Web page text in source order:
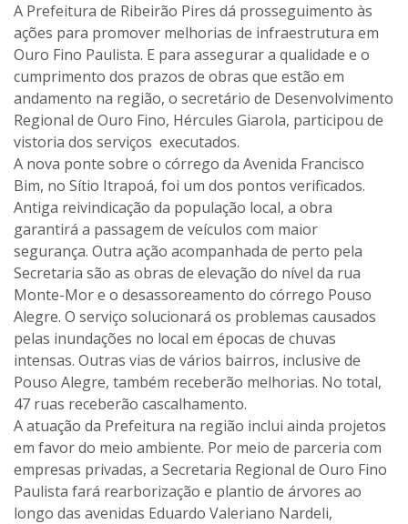
A Prefeitura de Ribeirão Pires dá prosseguimento às
ações para promover melhorias de infraestrutura em
Ouro Fino Paulista. E para assegurar a qualidade e o
cumprimento dos prazos de obras que estão em
andamento na região, o secretário de Desenvolvimento
Regional de Ouro Fino, Hércules Giarola, participou de
vistoria dos serviços executados.
A nova ponte sobre o córrego da Avenida Francisco
Bim, no Sítio Itrapoá, foi um dos pontos verificados.
Antiga reivindicação da população local, a obra
garantirá a passagem de veículos com maior
segurança. Outra ação acompanhada de perto pela
Secretaria são as obras de elevação do nível da rua
Monte-Mor e o desassoreamento do córrego Pouso
Alegre. O serviço solucionará os problemas causados
pelas inundações no local em épocas de chuvas
intensas. Outras vias de vários bairros, inclusive de
Pouso Alegre, também receberão melhorias. No total,
47 ruas receberão cascalhamento.
A atuação da Prefeitura na região inclui ainda projetos
em favor do meio ambiente. Por meio de parceria com
empresas privadas, a Secretaria Regional de Ouro Fino
Paulista fará rearborização e plantio de árvores ao
longo das avenidas Eduardo Valeriano Nardeli,